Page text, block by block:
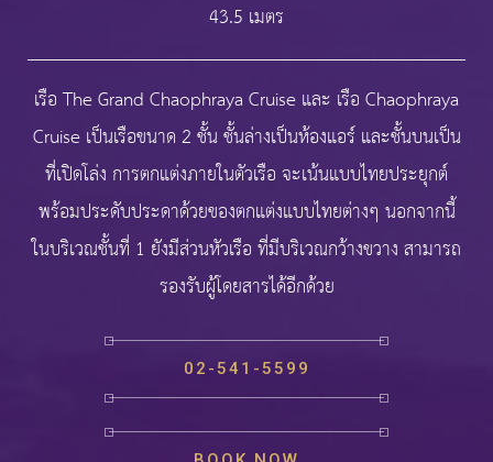
43.5 เมตร
เรือ The Grand Chaophraya Cruise และ เรือ Chaophraya
Cruise เป็นเรือขนาด 2 ชั้น ชั้นล่างเป็นห้องแอร์ และชั้นบนเป็น
ที่เปิดโล่ง การตกแต่งภายในตัวเรือ จะเน้นแบบไทยประยุกต์
พร้อมประดับประดาด้วยของตกแต่งแบบไทยต่างๆ นอกจากนี้
ในบริเวณชั้นที่ 1 ยังมีส่วนหัวเรือ ที่มีบริเวณกว้างขวาง สามารถ
รองรับผู้โดยสารได้อีกด้วย
02-541-5599